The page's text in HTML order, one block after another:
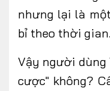
nhưng lại là
bỉ theo thời gian.
Vậy người
cược" không?